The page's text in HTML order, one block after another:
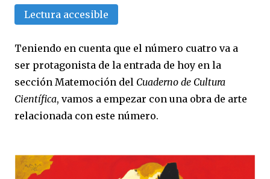
Lectura accesible
Teniendo en cuenta que el número cuatro va a
ser protagonista de la entrada de hoy en la
sección Matemoción del Cuaderno de Cultura
Científica, vamos a empezar con una obra de arte
relacionada con este número.